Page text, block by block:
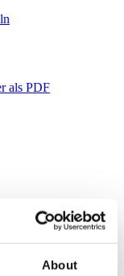
About
als PDF